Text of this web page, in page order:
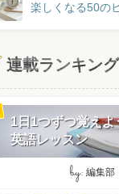
楽しくなる50の
連載ランキング
1日1つずつ覚え
英語レッスン
by: 編集部